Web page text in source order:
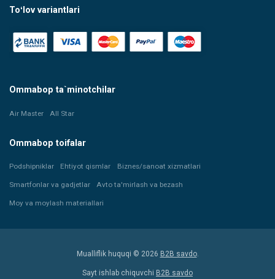
Toʻlov variantlari
Ommabop ta`minotchilar
Air Master All Star
Ommabop toifalar
Podshipniklar Ehtiyot qismlar Biznes/sanoat xizmatlari
Smartfonlar va gadjetlar Avto ta'mirlash va bezash
Moy va moylash materiallari
Mualliflik huquqi © 2026 B2B savdo.
Sayt ishlab chiquvchi B2B savdo